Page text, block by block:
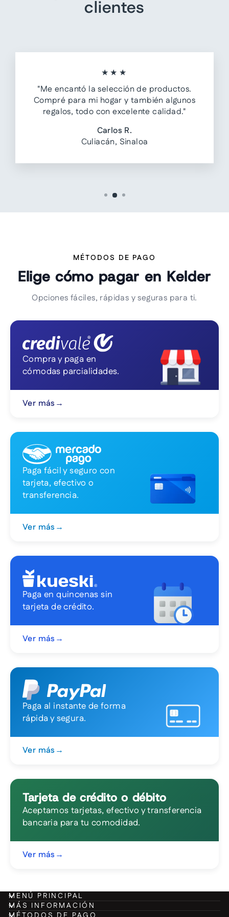
clientes
★★★
"Me encantó la selección de productos.
Compré para mi hogar y también algunos
regalos, todo con excelente calidad."
Carlos R.
Culiacán, Sinaloa
MÉTODOS DE PAGO
Elige cómo pagar en Kelder
Opciones fáciles, rápidas y seguras para ti.
Compra y paga en
cómodas parcialidades.
Ver más →
Paga fácil y seguro con
tarjeta, efectivo o
transferencia.
Ver más →
Paga en quincenas sin
tarjeta de crédito.
Ver más →
Paga al instante de forma
rápida y segura.
Ver más →
Tarjeta de crédito o débito
Aceptamos tarjetas, efectivo y transferencia
bancaria para tu comodidad.
Ver más →
MENÚ PRINCIPAL
MÁS INFORMACIÓN